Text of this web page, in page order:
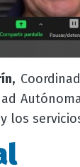
los